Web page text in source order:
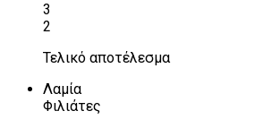
3
2
Τελικό αποτέλεσμα
Λαμία
Φιλιάτες